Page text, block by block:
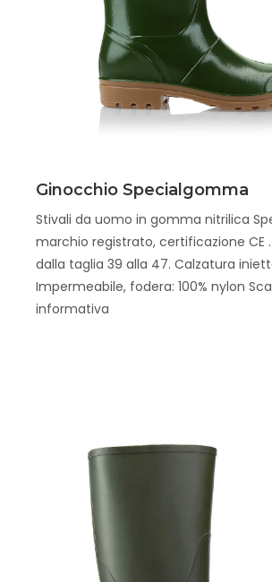
Scopri
Ginocchio Specialgomma
Stivali da uomo in gomma nitrilica
marchio registrato, certificazione CE .
dalla taglia 39 alla 47. Calzatura
Impermeabile, fodera: 100% nylon
informativa